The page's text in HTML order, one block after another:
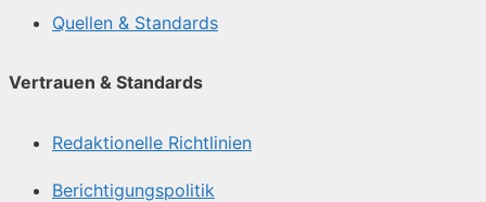
Quellen & Standards
Vertrauen & Standards
Redaktionelle Richtlinien
Berichtigungspolitik